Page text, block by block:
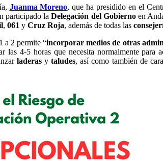
Juanma Moreno, que ha presidido en el
participado laDelegación del Gobiernoen
, 061 y Cruz Roja, además de todas las
a 2 permite “incorporar medios de otras
las 4-5 horas que necesita normalmente para
laderas ytaludes, así como también de